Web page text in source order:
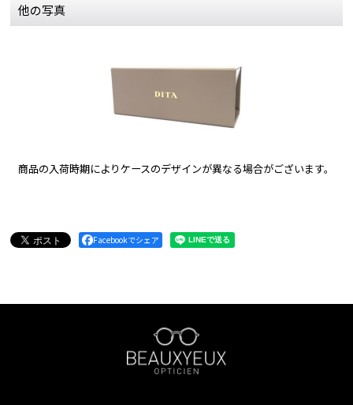
他の写真
商品の入荷時期によりケースのデザインが異なる場合がございます。
Facebookでシェア